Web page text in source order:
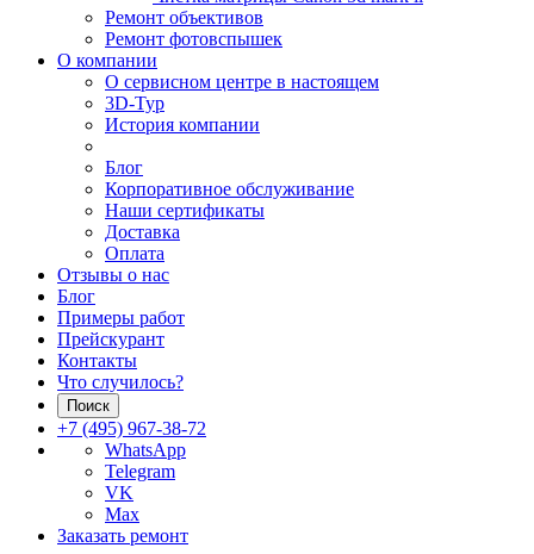
Ремонт объективов
Ремонт фотовспышек
О компании
О сервисном центре в настоящем
3D-Тур
История компании
Блог
Корпоративное обслуживание
Наши сертификаты
Доставка
Оплата
Отзывы о нас
Блог
Примеры работ
Прейскурант
Контакты
Что случилось?
Поиск
+7 (495) 967-38-72
WhatsApp
Telegram
VK
Max
Заказать ремонт